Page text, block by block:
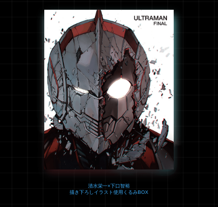
清水栄一×下口智裕
描き下ろしイラスト使用くるみBOX